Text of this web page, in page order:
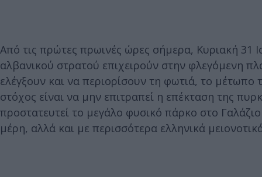
Από τις πρώτες πρωινές ώρες σήμερα, Κυριακή 31
αλβανικού στρατού επιχειρούν στην φλεγόμενη
ελέγξουν και να περιορίσουν τη φωτιά, το μέτωπο
στόχος είναι να μην επιτραπεί η επέκταση της
προστατευτεί το μεγάλο φυσικό πάρκο στο
μέρη, αλλά και με περισσότερα ελληνικά